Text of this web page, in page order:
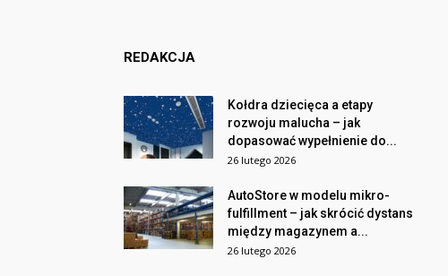
REDAKCJA
Kołdra dziecięca a etapy
rozwoju malucha – jak
dopasować wypełnienie do...
26 lutego 2026
AutoStore w modelu mikro-
fulfillment – jak skrócić dystans
między magazynem a...
26 lutego 2026